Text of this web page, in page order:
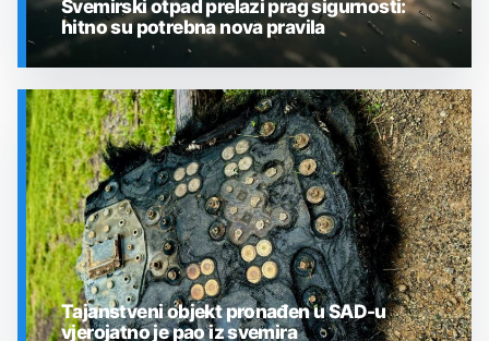
SVEMIR
Svemirski otpad prelazi prag sigurnosti:
hitno su potrebna nova pravila
Tajanstveni objekt pronađen u SAD-u
vjerojatno je pao iz svemira